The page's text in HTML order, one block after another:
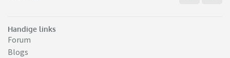
Handige links
Forum
Blogs